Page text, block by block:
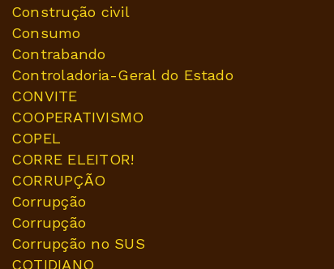
Construção civil
Consumo
Contrabando
Controladoria-Geral do Estado
CONVITE
COOPERATIVISMO
COPEL
CORRE ELEITOR!
CORRUPÇÃO
Corrupção
Corrupção
Corrupção no SUS
COTIDIANO